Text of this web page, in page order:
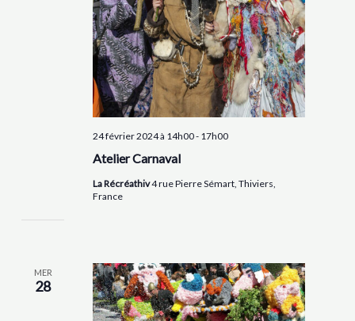
Atelier Carnaval
24 février 2024 à 14h00- 17h00
La Récréathiv4 rue Pierre Sémart, Thiviers,
France
MER
28